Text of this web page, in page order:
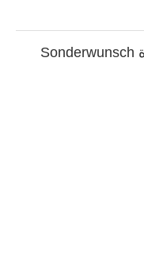
بورشه السعودية تكشف عن سيارة Sonderwunsch